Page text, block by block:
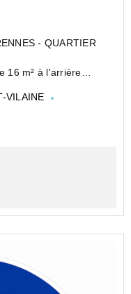
- QUARTIER
à l'arrière
VILAINE